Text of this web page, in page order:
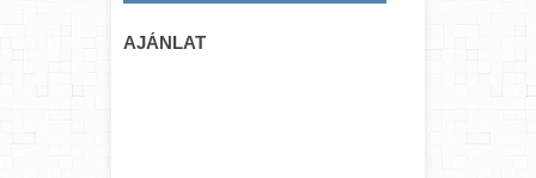
AJÁNLAT